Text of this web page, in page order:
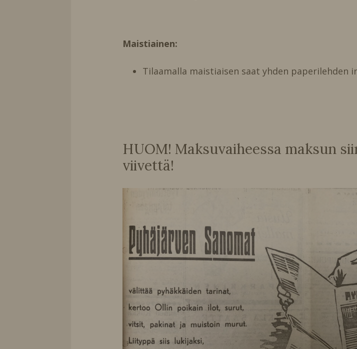
Maistiainen:
Tilaamalla maistiaisen saat yhden paperilehden
HUOM! Maksuvaiheessa maksun
viivettä!